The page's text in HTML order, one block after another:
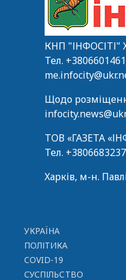
КНП "ІНФОСІТІ"
Тел.
Щодо
ТОВ «ГАЗЕТА
Тел.
Харків, м-н.
УКРАЇНА
ПОЛІТИКА
COVID-19
СУСПІЛЬСТВО